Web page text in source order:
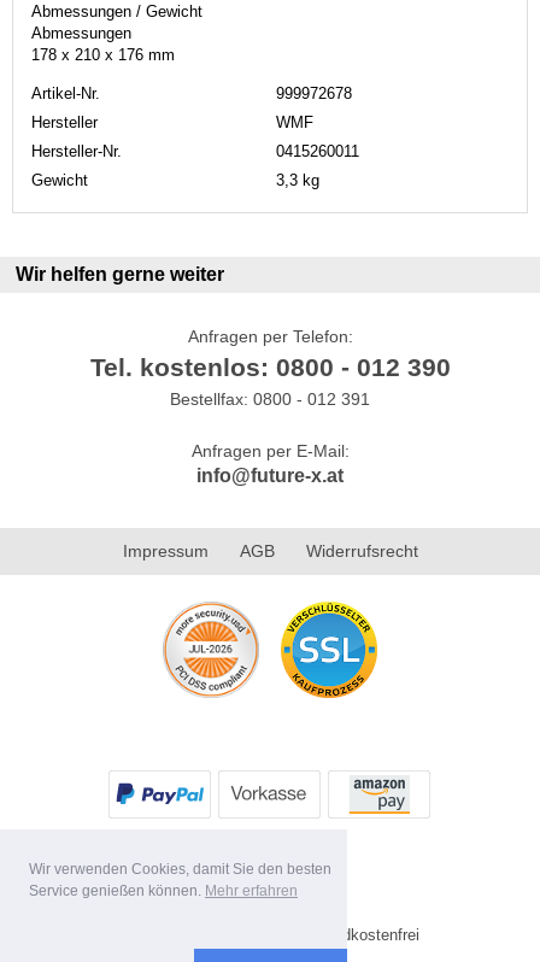
Wir verwenden Cookies, damit Sie den besten
Service genießen können. Mehr erfahren
Abmessungen / Gewicht
Abmessungen
178 x 210 x 176 mm
Artikel-Nr.
999972678
Hersteller
WMF
Hersteller-Nr.
0415260011
Gewicht
3,3 kg
Wir helfen gerne weiter
Anfragen per Telefon:
Tel. kostenlos: 0800 - 012 390
Bestellfax: 0800 - 012 391
Anfragen per E-Mail:
info@future-x.at
Impressum AGB Widerrufsrecht
* Alle Preise inkl. MwSt. Versandkostenfrei